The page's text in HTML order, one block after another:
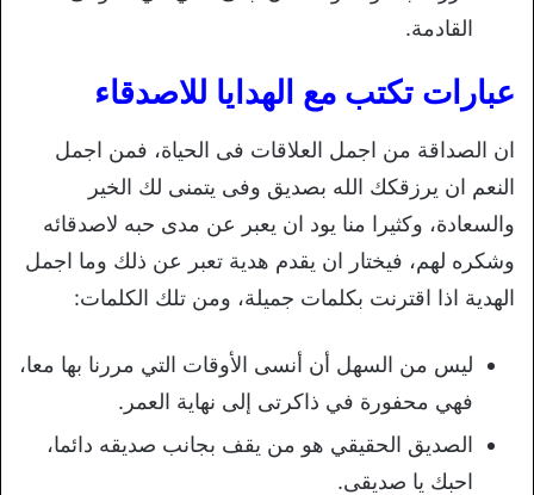
القادمة.
عبارات تكتب مع الهدايا للاصدقاء
ان الصداقة من اجمل العلاقات فى الحياة، فمن اجمل
النعم ان يرزقكك الله بصديق وفى يتمنى لك الخير
والسعادة، وكثيرا منا يود ان يعبر عن مدى حبه لاصدقائه
وشكره لهم، فيختار ان يقدم هدية تعبر عن ذلك وما اجمل
الهدية اذا اقترنت بكلمات جميلة، ومن تلك الكلمات:
ليس من السهل أن أنسى الأوقات التي مررنا بها معا،
فهي محفورة في ذاكرتى إلى نهاية العمر.
الصديق الحقيقي هو من يقف بجانب صديقه دائما،
احبك يا صديقى.